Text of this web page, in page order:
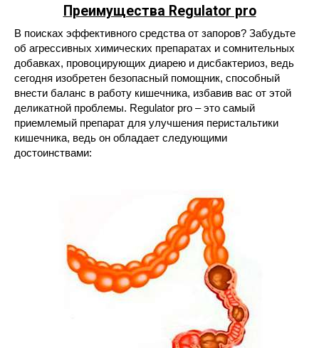
Преимущества Regulator pro
В поисках эффективного средства от запоров? Забудьте
об агрессивных химических препаратах и сомнительных
добавках, провоцирующих диарею и дисбактериоз, ведь
сегодня изобретен безопасный помощник, способный
внести баланс в работу кишечника, избавив вас от этой
деликатной проблемы. Regulator pro – это самый
приемлемый препарат для улучшения перистальтики
кишечника, ведь он обладает следующими
достоинствами: